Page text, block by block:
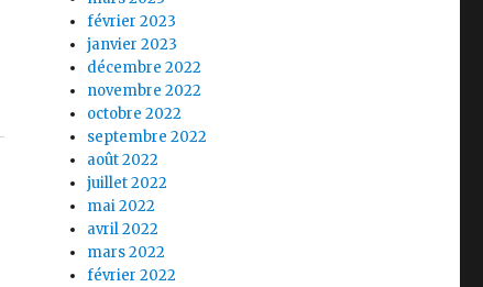
février 2023
janvier 2023
décembre 2022
novembre 2022
octobre 2022
septembre 2022
août 2022
juillet 2022
mai 2022
avril 2022
mars 2022
février 2022